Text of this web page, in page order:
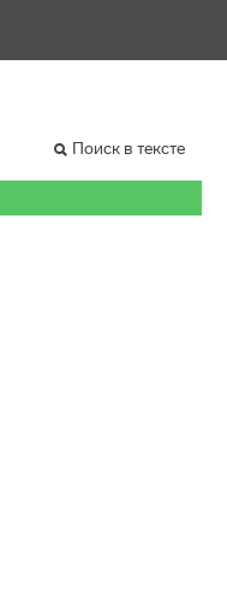
Поиск в тексте